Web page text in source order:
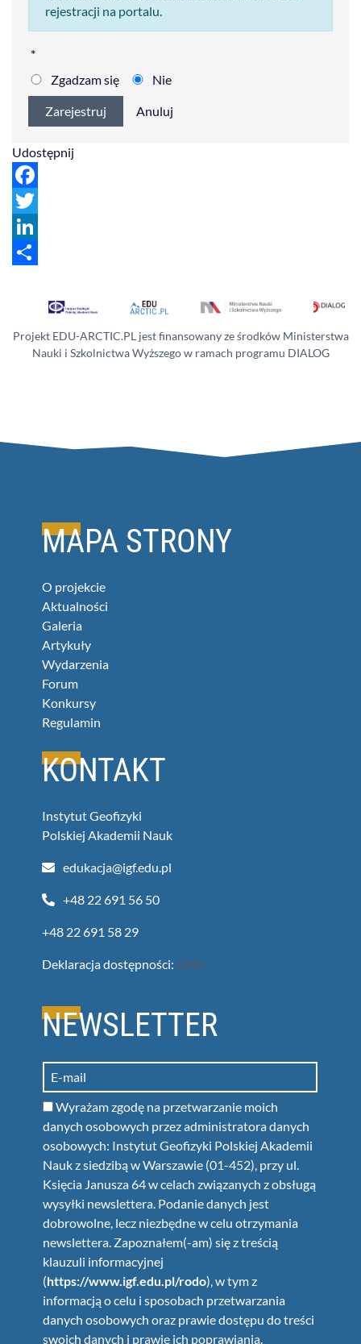
rejestracji na portalu.
*
Zgadzam się
Nie
Zarejestruj Anuluj
Udostępnij
Facebook
Twitter
LinkedIn
Projekt EDU-ARCTIC.PL jest finansowany ze środków Ministerstwa
Nauki i Szkolnictwa Wyższego w ramach programu DIALOG
MAPA STRONY
O projekcie
Aktualności
Galeria
Artykuły
Wydarzenia
Forum
Konkursy
Regulamin
KONTAKT
Instytut Geofizyki
Polskiej Akademii Nauk
+48 22 691 56 50
+48 22 691 58 29
Deklaracja dostępności: LINK
NEWSLETTER
Wyrażam zgodę na przetwarzanie moich
danych osobowych przez administratora danych
osobowych: Instytut Geofizyki Polskiej Akademii
Nauk z siedzibą w Warszawie (01-452), przy ul.
Księcia Janusza 64 w celach związanych z obsługą
wysyłki newslettera. Podanie danych jest
dobrowolne, lecz niezbędne w celu otrzymania
newslettera. Zapoznałem(-am) się z treścią
klauzuli informacyjnej
(https://www.igf.edu.pl/rodo), w tym z
informacją o celu i sposobach przetwarzania
danych osobowych oraz prawie dostępu do treści
swoich danych i prawie ich poprawiania.